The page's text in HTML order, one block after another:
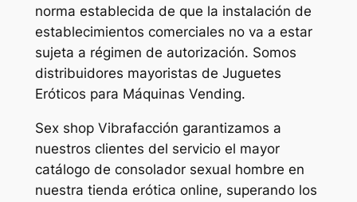
norma establecida de que la instalación de
establecimientos comerciales no va a estar
sujeta a régimen de autorización. Somos
distribuidores mayoristas de Juguetes
Eróticos para Máquinas Vending.
Sex shop Vibrafacción garantizamos a
nuestros clientes del servicio el mayor
catálogo de consolador sexual hombre en
nuestra tienda erótica online, superando los